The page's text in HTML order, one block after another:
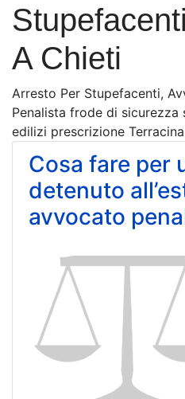
A Chieti
Arresto Per Stupefacenti,
Penalista frode di sicurezza
edilizi prescrizione
Cosa fare per
detenuto
avvocato